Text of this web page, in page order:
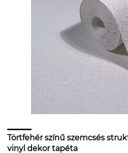
Törtfehér színű szemcsés
vinyl dekor tapéta